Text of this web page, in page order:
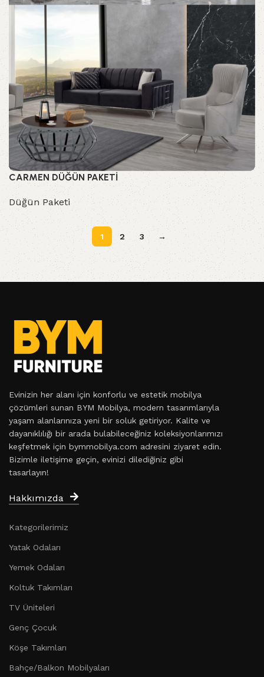
CARMEN DÜĞÜN PAKETİ
Düğün Paketi
1 2 3 →
Evinizin her alanı için konforlu ve estetik mobilya
çözümleri sunan BYM Mobilya, modern tasarımlarıyla
yaşam alanlarınıza yeni bir soluk getiriyor. Kalite ve
dayanıklılığı bir arada bulabileceğiniz koleksiyonlarımızı
keşfetmek için bymmobilya.com adresini ziyaret edin.
Bizimle iletişime geçin, evinizi dilediğiniz gibi
tasarlayın!
Hakkımızda
Kategorilerimiz
Yatak Odaları
Yemek Odaları
Koltuk Takımları
TV Üniteleri
Genç Çocuk
Köşe Takımları
Bahçe/Balkon Mobilyaları